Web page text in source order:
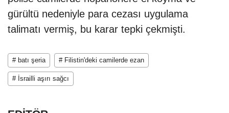
gürültü nedeniyle para cezası uygulama
talimatı vermiş, bu karar tepki çekmişti.
# batı şeria # Filistin'deki camilerde ezan
# İsrailli aşırı sağcı